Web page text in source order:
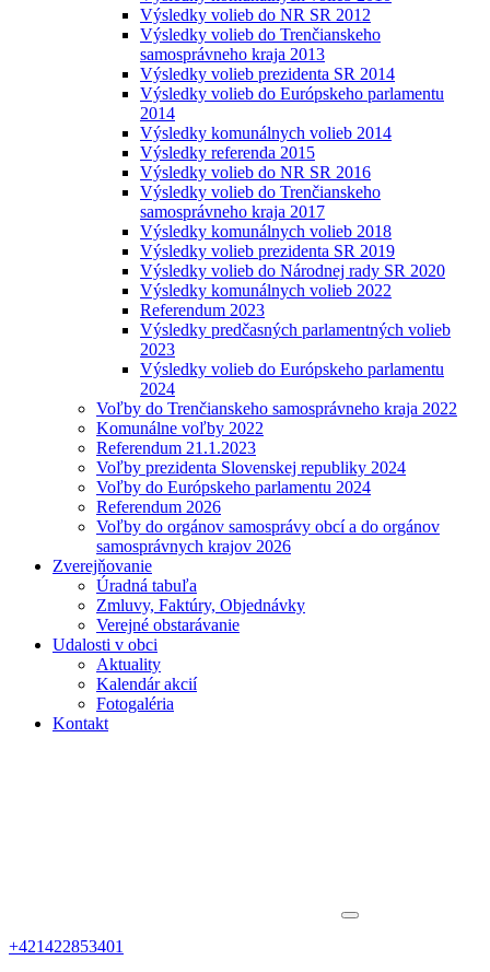
Výsledky volieb do NR SR 2012
Výsledky volieb do Trenčianskeho
samosprávneho kraja 2013
Výsledky volieb prezidenta SR 2014
Výsledky volieb do Európskeho parlamentu
2014
Výsledky komunálnych volieb 2014
Výsledky referenda 2015
Výsledky volieb do NR SR 2016
Výsledky volieb do Trenčianskeho
samosprávneho kraja 2017
Výsledky komunálnych volieb 2018
Výsledky volieb prezidenta SR 2019
Výsledky volieb do Národnej rady SR 2020
Výsledky komunálnych volieb 2022
Referendum 2023
Výsledky predčasných parlamentných volieb
2023
Výsledky volieb do Európskeho parlamentu
2024
Voľby do Trenčianskeho samosprávneho kraja 2022
Komunálne voľby 2022
Referendum 21.1.2023
Voľby prezidenta Slovenskej republiky 2024
Voľby do Európskeho parlamentu 2024
Referendum 2026
Voľby do orgánov samosprávy obcí a do orgánov
samosprávnych krajov 2026
Zverejňovanie
Úradná tabuľa
Zmluvy, Faktúry, Objednávky
Verejné obstarávanie
Udalosti v obci
Aktuality
Kalendár akcií
Fotogaléria
Kontakt
+421422853401